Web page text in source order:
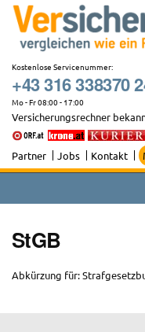
Zum
Inhalt
springen
Kostenlose Servicenummer:
+43 316 338370
Mo - Fr 08:00 - 17:00
Versicherungsrechner
Partner Jobs Kontakt
StGB
Abkürzung für: